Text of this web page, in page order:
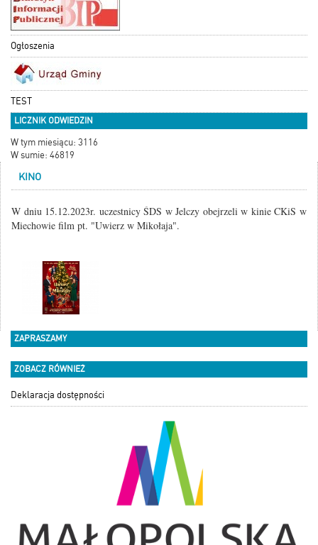
Ogłoszenia
TEST
LICZNIK ODWIEDZIN
W tym miesiącu: 3116
W sumie: 46819
KINO
W dniu 15.12.2023r. uczestnicy ŚDS w Jelczy obejrzeli w kinie CKiS w
Miechowie film pt. "Uwierz w Mikołaja".
ZAPRASZAMY
ZOBACZ RÓWNIEŻ
Deklaracja dostępności